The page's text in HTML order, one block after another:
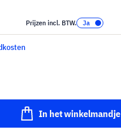
Prijzen incl. BTW.
In het winkelmandje